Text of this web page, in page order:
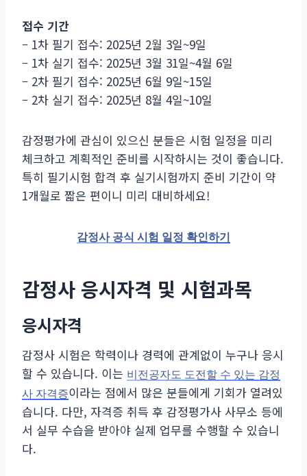
접수 기간
– 1차 필기 접수: 2025년 2월 3일~9일
– 1차 실기 접수: 2025년 3월 31일~4월 6일
– 2차 필기 접수: 2025년 6월 9일~15일
– 2차 실기 접수: 2025년 8월 4일~10일
감정평가에 관심이 있으신 분들은 시험 일정을 미리
체크하고 계획적인 준비를 시작하시는 것이 좋습니다.
특히 필기시험 합격 후 실기시험까지 준비 기간이 약
1개월로 짧은 편이니 미리 대비하세요!
감정사 공식 시험 일정 확인하기
감정사 응시자격 및 시험과목
응시자격
감정사 시험은 학력이나 경력에 관계없이 누구나 응시
할 수 있습니다. 이는 비전공자도 도전할 수 있는 감정
사 자격증이라는 점에서 많은 분들에게 기회가 열려있
습니다. 다만, 자격증 취득 후 감정평가사 사무소 등에
서 실무 수습을 받아야 실제 업무를 수행할 수 있습니
다.